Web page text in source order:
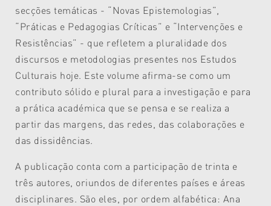
secções temáticas - “Novas Epistemologias”,
“Práticas e Pedagogias Críticas” e “Intervenções e
Resistências” - que refletem a pluralidade dos
discursos e metodologias presentes nos Estudos
Culturais hoje. Este volume afirma-se como um
contributo sólido e plural para a investigação e para
a prática académica que se pensa e se realiza a
partir das margens, das redes, das colaborações e
das dissidências.
A publicação conta com a participação de trinta e
três autores, oriundos de diferentes países e áreas
disciplinares. São eles, por ordem alfabética: Ana